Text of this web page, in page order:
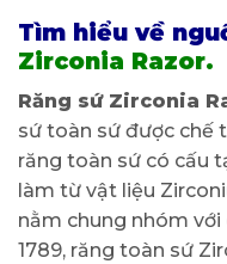
Tìm hiểu về
Zirconia Razor.
Răng sứ Zirconia
sứ toàn sứ được chế
răng toàn sứ có cấu
làm từ vật liệu
nằm chung nhóm
1789, răng toàn sứ